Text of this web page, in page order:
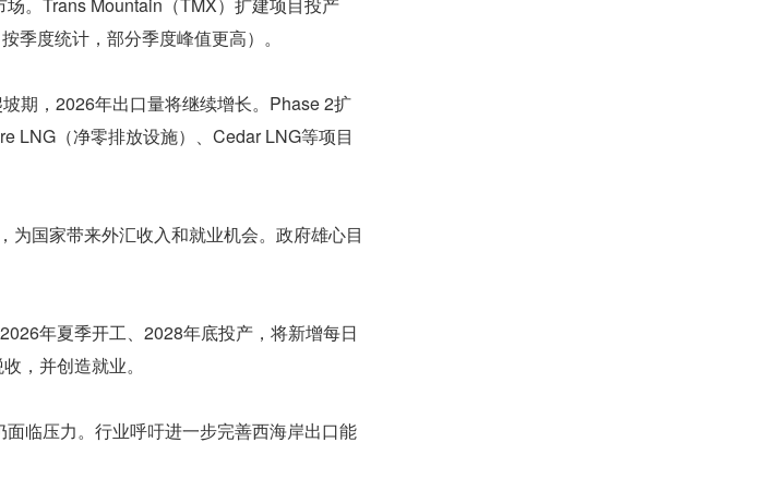
季度统计，部分季度峰值更高）。
期，2026年出口量将继续增长。Phase 2扩
LNG（净零排放设施）、Cedar LNG等项目
国家带来外汇收入和就业机会。政府雄心目
年夏季开工、2028年底投产，将新增每日
，并创造就业。
临压力。行业呼吁进一步完善西海岸出口能